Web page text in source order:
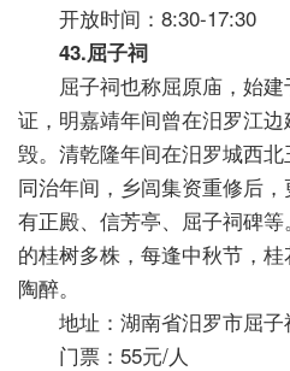
开放时间：8:30-17:30
43.屈子祠
屈子祠也称屈原庙，始建
证，明嘉靖年间曾在汨罗江
毁。清乾隆年间在汨罗城西
同治年间，乡闾集资重修后
有正殿、信芳亭、屈子祠碑
的桂树多株，每逢中秋节，
陶醉。
地址：湖南省汨罗市屈子
门票：55元/人